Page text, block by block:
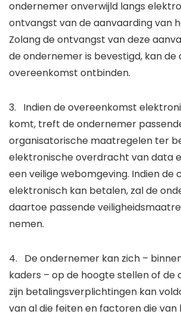
ondernemer onverwijld langs
ontvangst van de aanvaarding van
Zolang de ontvangst van deze
de ondernemer is bevestigd, kan de
overeenkomst ontbinden.
3. Indien de overeenkomst
komt, treft de ondernemer
organisatorische maatregelen ter
elektronische overdracht van data
een veilige webomgeving. Indien de
elektronisch kan betalen, zal de
daartoe passende
nemen.
4. De ondernemer kan zich –
kaders – op de hoogte stellen of de
zijn betalingsverplichtingen kan
van al die feiten en factoren die van